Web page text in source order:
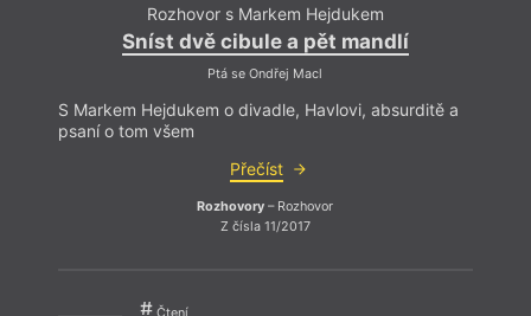
Rozhovor s Markem Hejdukem
Sníst dvě cibule a pět mandlí
Ptá se Ondřej Macl
S Markem Hejdukem o divadle, Havlovi, absurditě a
psaní o tom všem
Přečíst
Rozhovory – Rozhovor
Z čísla 11/2017